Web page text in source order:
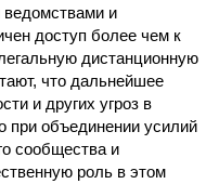
и
доступ более чем к
дистанционную
что дальнейшее
и других угроз в
при объединении усилий
сообщества и
роль в этом